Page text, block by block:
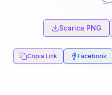
60
Scarica PNG
Copia Link Facebook